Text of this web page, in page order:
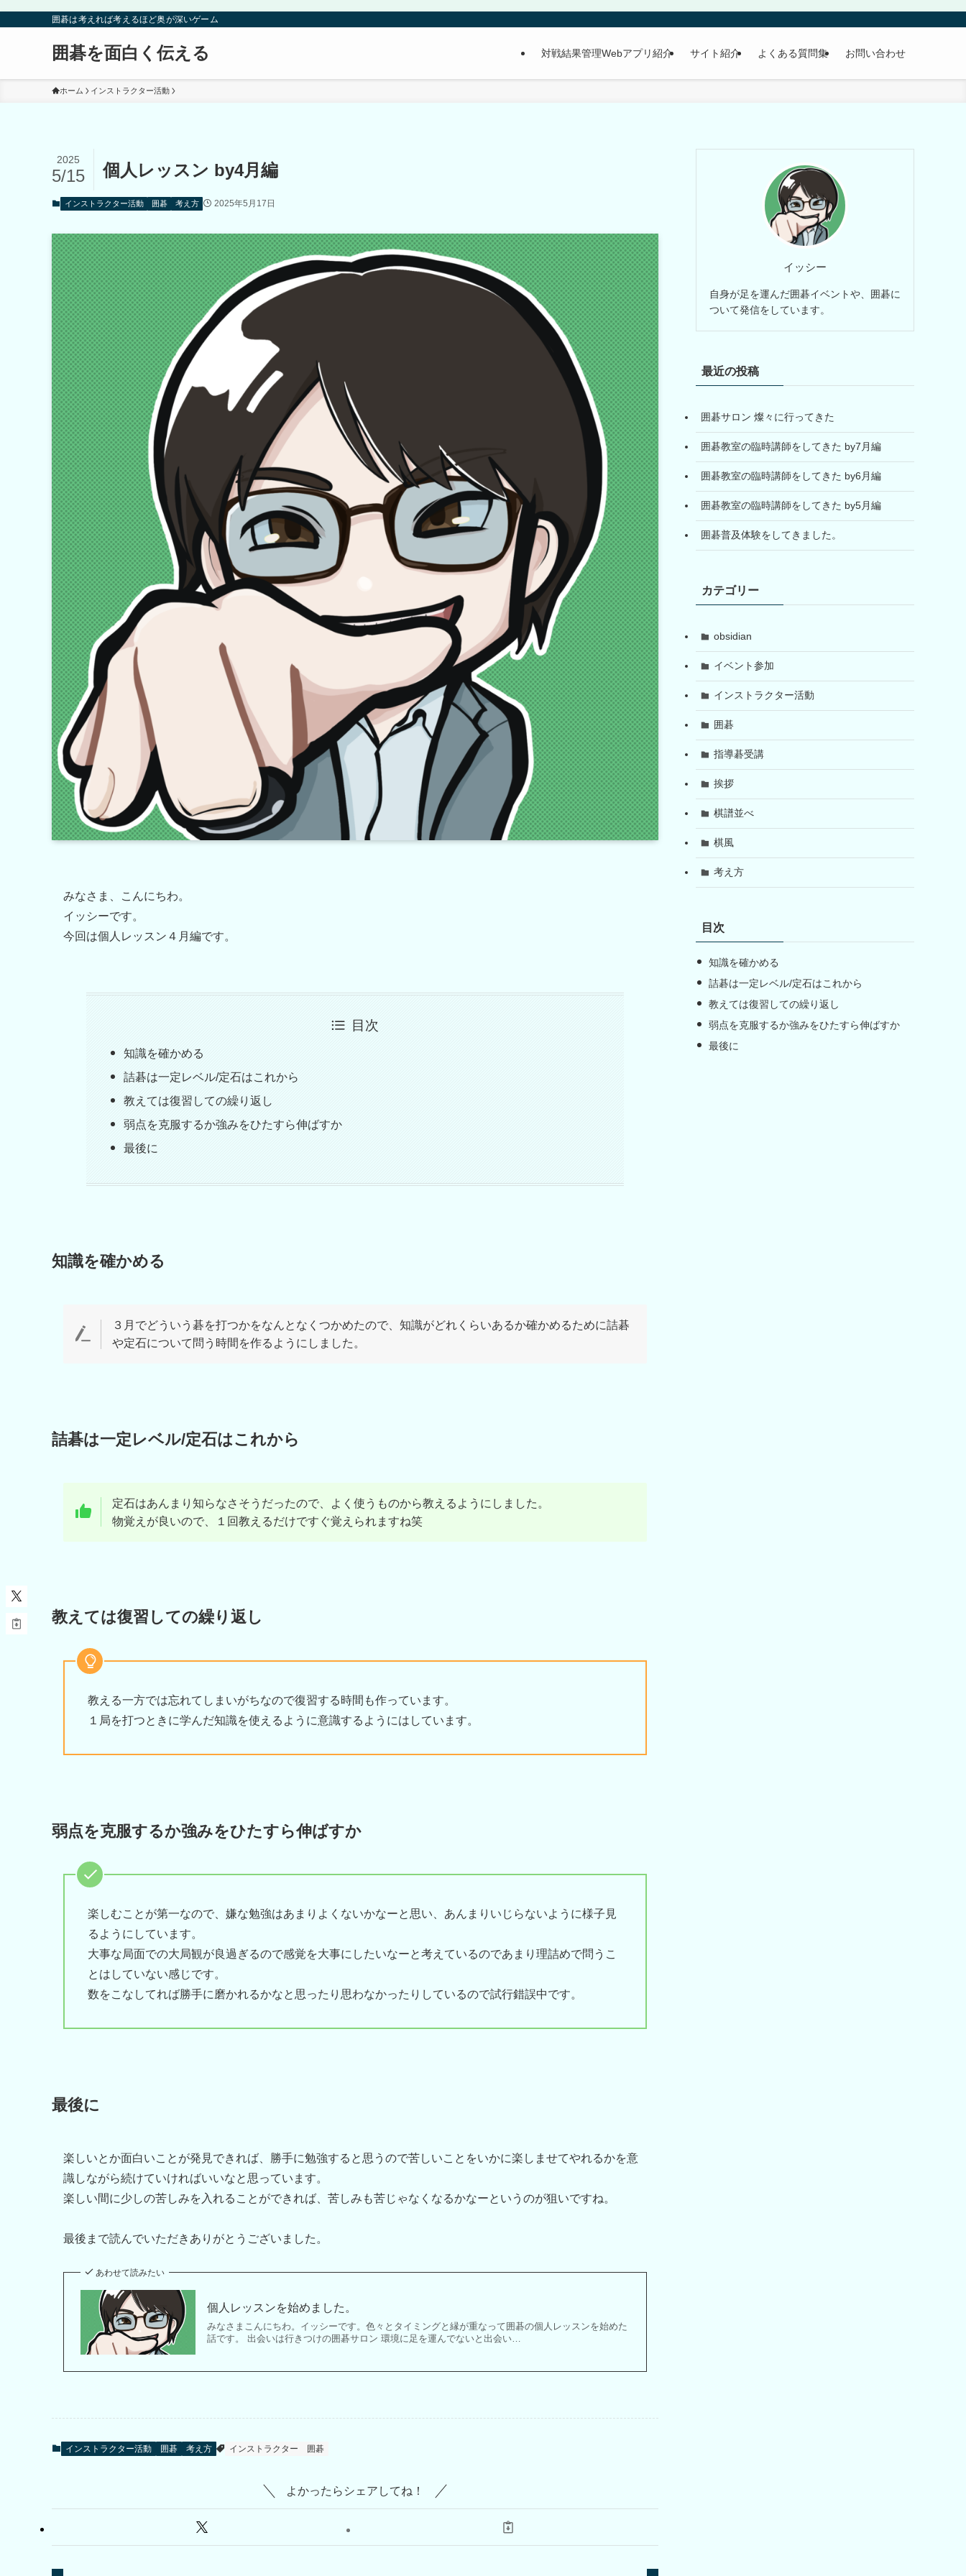
囲碁は考えれば考えるほど奥が深いゲーム
囲碁を面白く伝える 対戦結果管理Webアプリ紹介 サイト紹介 よくある質問集 お問い合わせ
ホーム インストラクター活動
個人レッスン by4月編
2025
5/15
インストラクター活動 囲碁 考え方 2025年5月17日
みなさま、こんにちわ。
イッシーです。
今回は個人レッスン４月編です。
目次
知識を確かめる
詰碁は一定レベル/定石はこれから
教えては復習しての繰り返し
弱点を克服するか強みをひたすら伸ばすか
最後に
知識を確かめる
３月でどういう碁を打つかをなんとなくつかめたので、知識がどれくらいあるか確かめるために詰碁
や定石について問う時間を作るようにしました。
詰碁は一定レベル/定石はこれから
定石はあんまり知らなさそうだったので、よく使うものから教えるようにしました。
物覚えが良いので、１回教えるだけですぐ覚えられますね笑
教えては復習しての繰り返し
教える一方では忘れてしまいがちなので復習する時間も作っています。
１局を打つときに学んだ知識を使えるように意識するようにはしています。
弱点を克服するか強みをひたすら伸ばすか
楽しむことが第一なので、嫌な勉強はあまりよくないかなーと思い、あんまりいじらないように様子見
るようにしています。
大事な局面での大局観が良過ぎるので感覚を大事にしたいなーと考えているのであまり理詰めで問うこ
とはしていない感じです。
数をこなしてれば勝手に磨かれるかなと思ったり思わなかったりしているので試行錯誤中です。
最後に
楽しいとか面白いことが発見できれば、勝手に勉強すると思うので苦しいことをいかに楽しませてやれるかを意
識しながら続けていければいいなと思っています。
楽しい間に少しの苦しみを入れることができれば、苦しみも苦じゃなくなるかなーというのが狙いですね。
最後まで読んでいただきありがとうございました。
あわせて読みたい
個人レッスンを始めました。
みなさまこんにちわ。イッシーです。色々とタイミングと縁が重なって囲碁の個人レッスンを始めた
話です。 出会いは行きつけの囲碁サロン 環境に足を運んでないと出会い…
インストラクター活動 囲碁 考え方 インストラクター 囲碁
よかったらシェアしてね！
イッシー
自身が足を運んだ囲碁イベントや、囲碁に
ついて発信をしています。
最近の投稿
囲碁サロン 燦々に行ってきた
囲碁教室の臨時講師をしてきた by7月編
囲碁教室の臨時講師をしてきた by6月編
囲碁教室の臨時講師をしてきた by5月編
囲碁普及体験をしてきました。
カテゴリー
obsidian
イベント参加
インストラクター活動
囲碁
指導碁受講
挨拶
棋譜並べ
棋風
考え方
目次
知識を確かめる
詰碁は一定レベル/定石はこれから
教えては復習しての繰り返し
弱点を克服するか強みをひたすら伸ばすか
最後に